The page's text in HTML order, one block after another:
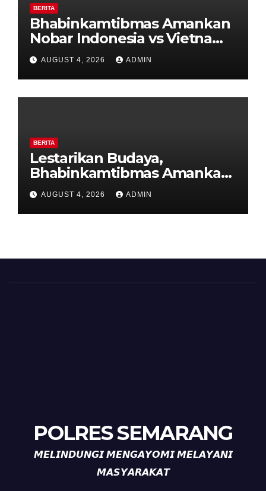
BERITA
Bhabinkamtibmas Amankan
Nobar Indonesia vs Vietnam
di Alun-Alun Bung Karno,
Suporter Antusias dan
Kondusif
AUGUST 4, 2026 ADMIN
BERITA
Lestarikan Budaya,
Bhabinkamtibmas Amankan
Pagelaran Wayang Kulit
Merti Dusun Pager Gedok
Banyubiru Kab Semarang
AUGUST 4, 2026 ADMIN
POLRES SEMARANG
𝙈𝙀𝙇𝙄𝙉𝘿𝙐𝙉𝙂𝙄 𝙈𝙀𝙉𝙂𝘼𝙔𝙊𝙈𝙄 𝙈𝙀𝙇𝘼𝙔𝘼𝙉𝙄
𝙈𝘼𝙎𝙔𝘼𝙍𝘼𝙆𝘼𝙏